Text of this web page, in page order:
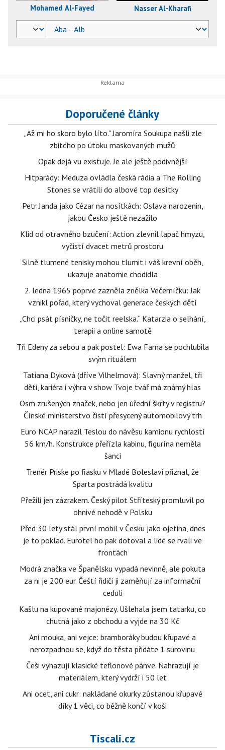
Mohamed Al-Fayed Nasser Al-Kharafi
Doporučené články
„Až mi ho skoro bylo líto." Jaromíra Soukupa našli zle
zbitého po útoku maskovaných mužů
Opak dejá vu existuje. Je ale ještě podivnější
Hitparády: Meduza ovládla česká rádia a The Rolling
Stones se vrátili do albové top desítky
Petr Janda jako Cézar na nosítkách: Oslava narozenin,
jakou Česko ještě nezažilo
Klid od otravného bzučení: Action zlevnil lapač hmyzu,
vyčistí dvacet metrů prostoru
Silně tlumené tenisky mohou tlumit i váš krevní oběh,
ukazuje anatomie chodidla
2. ledna 1965 poprvé zazněla znělka Večerníčku: Jak
vznikl pořad, který vychoval generace českých dětí
„Chci psát písničky, ne točit reelska.“ Katarzia o selhání,
terapii a online samotě
Tři Edeny za sebou a pak postel: Ewa Farna se pochlubila
svým rituálem
Tatiana Dyková (dříve Vilhelmová): Slavný manžel, tři
děti, kariéra i výhra v show Tvoje tvář má známý hlas
Osm zrušených značek, nebo jen úřední škrty v registru?
Čínské ministerstvo čistí přesycený automobilový trh
Euro NCAP narazil Teslou do návěsu kamionu rychlostí
56 km/h. Konstrukce přeřízla kabinu, figurína neměla
šanci
Trenér Priske po fiasku v Mladé Boleslavi přiznal, že
Sparta postrádá kvalitu
Přežili jen zázrakem. Český pilot Stříteský promluvil po
ohnivé nehodě v Polsku
Před 30 lety stál první mobil v Česku jako ojetina, dnes
je to poklad. Eurotel ho pak dotoval a lidé se rvali ve
frontách
Modrá značka ve Španělsku vypadá nevinně, ale pokuta
za ni je 200 eur. Čeští řidiči ji zaměňují za informační
ceduli
Kašlu na kupované majonézy. Ušlehala jsem tatarku, co
chutná jako z obchodu a vyjde na 30 Kč
Ani mouka, ani vejce: bramboráky budou křupavé a
nerozpadnou se, když do těsta přidáte 1 surovinu
Češi vyhazují klasické teflonové pánve. Nahrazují je
materiálem, který vydrží i 50 let
Ani ocet, ani cukr: nakládané okurky zůstanou křupavé
díky 1 věci, co běžně končí v koši
Tiscali.cz